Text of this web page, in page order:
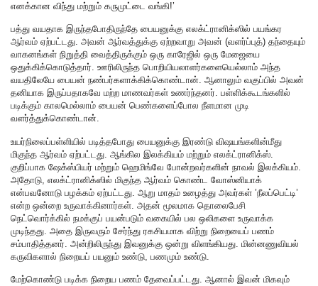
எனக்கான விந்து மற்றும் கருமுட்டை வங்கி!’
பத்து வயதாக இருந்தபோதிருந்தே பையனுக்கு எலக்ட்ரானிக்ஸில் பயங்கர
ஆர்வம் ஏற்பட்டது. அவன் ஆர்வத்துக்கு ஏற்றவாறு அவன் (வளர்ப்புத்) தந்தையும்
வாகனங்கள் நிறுத்தி வைத்திருக்கும் ஒரு காரேஜில் ஒரு மேஜையை
ஒதுக்கிக்கொடுத்தார். ஊரிலிருந்த பொறியியலாளர்களையெல்லாம் அந்த
வயதிலேயே பையன் நண்பர்களாக்கிக்கொண்டான். ஆனாலும் வகுப்பில் அவன்
தனியாக இருப்பதாகவே மற்ற மாணவர்கள் உணர்ந்தனர். பள்ளிக்கூடங்களில்
படிக்கும் காலமெல்லாம் பையன் பெண்களைப்போல நீளமான முடி
வளர்த்துக்கொண்டான்.
உயர்நிலைப்பள்ளியில் படித்தபோது பையனுக்கு இரண்டு விஷயங்களின்மீது
மிகுந்த ஆர்வம் ஏற்பட்டது. ஆங்கில இலக்கியம் மற்றும் எலக்ட்ரானிக்ஸ்.
குறிப்பாக ஷேக்ஸ்பியர் மற்றும் ஹெமிங்வே போன்றவர்களின் நாவல் இலக்கியம்.
அதோடு, எலக்ட்ரானிக்ஸில் மிகுந்த ஆர்வம் கொண்ட வோஸ்னியாக்
என்பவனோடு பழக்கம் ஏற்பட்டது. ஆறு மாதம் உழைத்து அவர்கள் ’நீலப்பெட்டி’
என்ற ஒன்றை உருவாக்கினார்கள். அதன் மூலமாக தொலைபேசி
நெட்வொர்க்கில் நமக்குப் பயன்படும் வகையில் பல ஒலிகளை உருவாக்க
முடிந்தது. அதை இருவரும் சேர்ந்து ரகசியமாக விற்று நிறையைப் பணம்
சம்பாதித்தனர். அன்றிலிருந்து இவனுக்கு ஒன்று விளங்கியது. மின்னணுவியல்
கருவிகளால் நிறையப் பயனும் உண்டு, பணமும் உண்டு.
மேற்கொண்டு படிக்க நிறைய பணம் தேவைப்பட்டது. ஆனால் இவன் மிகவும்